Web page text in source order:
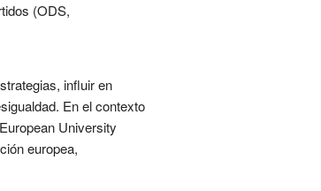
(ODS,
influir en
En el contexto
University
europea,